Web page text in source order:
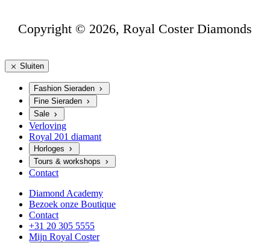
Copyright © 2026, Royal Coster Diamonds
Sluiten
Fashion Sieraden
Fine Sieraden
Sale
Verloving
Royal 201 diamant
Horloges
Tours & workshops
Contact
Diamond Academy
Bezoek onze Boutique
Contact
+31 20 305 5555
Mijn Royal Coster